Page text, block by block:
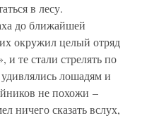
в лесу.
до ближайшей
окружил целый отряд
и те стали стрелять по
лошадям и
не похожи –
ничего сказать вслух,